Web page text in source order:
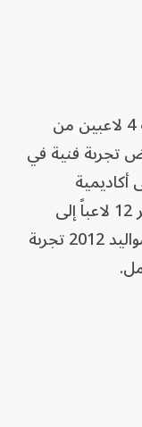
وكشف الأحمدي في حديثه عن توجه 4 لاعبين من
تجربة فنية في
لاعبين إلى أكاديمية
مارسيت في برشلونة، إلى جانب سفر 12 لاعباً إلى
إيطاليا، فيما سيخوض 25 لاعباً من مواليد 2012 تجربة